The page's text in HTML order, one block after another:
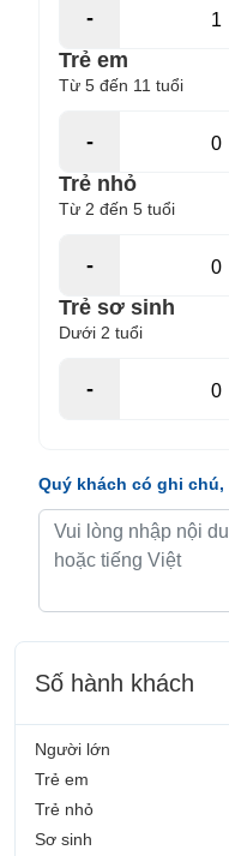
-
Trẻ em
Từ 5 đến 11 tuổi
-
Trẻ nhỏ
Từ 2 đến 5 tuổi
-
Trẻ sơ sinh
Dưới 2 tuổi
-
Quý khách có ghi
Số hành khách
Người lớn
Trẻ em
Trẻ nhỏ
Sơ sinh